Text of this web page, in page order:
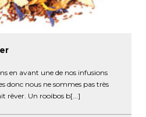
en avant une de nos infusions
donc nous ne sommes pas très
rêver. Un rooibos b[...]